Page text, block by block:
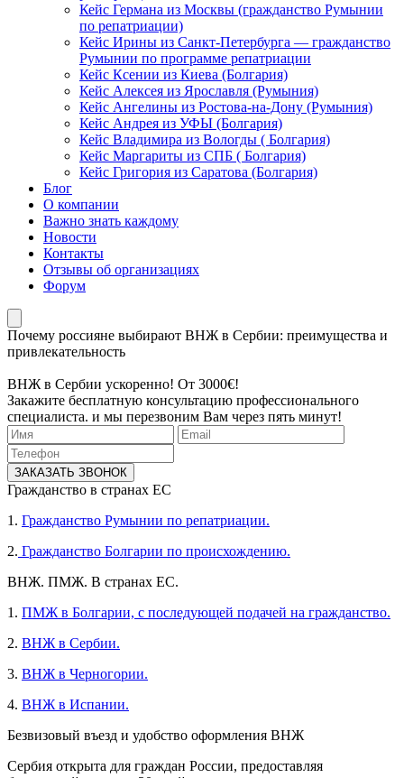
Кейс Германа из Москвы (гражданство Румынии
по репатриации)
Кейс Ирины из Санкт-Петербурга — гражданство
Румынии по программе репатриации
Кейс Ксении из Киева (Болгария)
Кейс Алексея из Ярославля (Румыния)
Кейс Ангелины из Ростова-на-Дону (Румыния)
Кейс Андрея из УФЫ (Болгария)
Кейс Владимира из Вологды ( Болгария)
Кейс Маргариты из СПБ ( Болгария)
Кейс Григория из Саратова (Болгария)
Блог
О компании
Важно знать каждому
Новости
Контакты
Отзывы об организациях
Форум
Почему россияне выбирают ВНЖ в Сербии: преимущества и
привлекательность
ВНЖ в Сербии ускоренно! От 3000€!
Закажите бесплатную консультацию профессионального
специалиста. и мы перезвоним Вам через пять минут!
ЗАКАЗАТЬ ЗВОНОК
Гражданство в странах ЕС
1. Гражданство Румынии по репатриации.
2. Гражданство Болгарии по происхождению.
ВНЖ. ПМЖ. В странах ЕС.
1. ПМЖ в Болгарии, с последующей подачей на гражданство.
2. ВНЖ в Сербии.
3. ВНЖ в Черногории.
4. ВНЖ в Испании.
Безвизовый въезд и удобство оформления ВНЖ
Сербия открыта для граждан России, предоставляя